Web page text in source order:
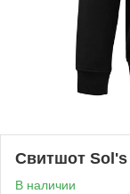
Свитшот
В наличии